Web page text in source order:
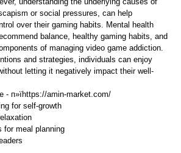
or social pressures, can help
over their gaming habits. Mental health
balance, healthy gaming habits, and
of managing video game addiction.
and strategies, individuals can enjoy
letting it negatively impact their well-
- п»їhttps://amin-market.com/
for self-growth
for meal planning